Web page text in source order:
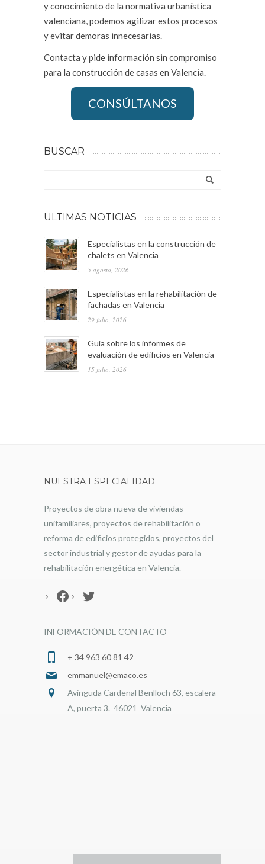
y conocimiento de la normativa urbanística
valenciana, podemos agilizar estos procesos
y evitar demoras innecesarias.
Contacta y pide información sin compromiso
para la construcción de casas en Valencia.
CONSÚLTANOS
BUSCAR
ULTIMAS NOTICIAS
Especialistas en la construcción de
chalets en Valencia
5 agosto, 2026
Especialistas en la rehabilitación de
fachadas en Valencia
29 julio, 2026
Guía sobre los informes de
evaluación de edificios en Valencia
15 julio, 2026
NUESTRA ESPECIALIDAD
Proyectos de obra nueva de viviendas
unifamiliares, proyectos de rehabilitación o
reforma de edificios protegidos, proyectos del
sector industrial y gestor de ayudas para la
rehabilitación energética en Valencia.
Facebook
Twitter
INFORMACIÓN DE CONTACTO
+ 34 963 60 81 42
emmanuel@emaco.es
Avinguda Cardenal Benlloch 63, escalera
A, puerta 3. 46021 Valencia